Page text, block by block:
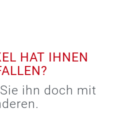
HAT IHNEN
ihn doch mit